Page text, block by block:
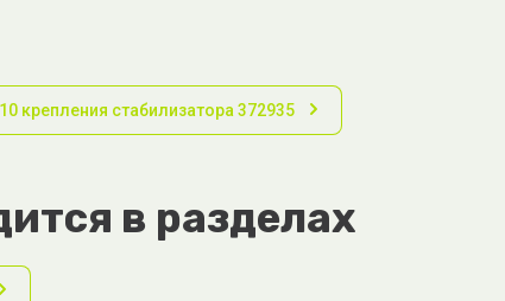
крепления стабилизатора 372935
в разделах